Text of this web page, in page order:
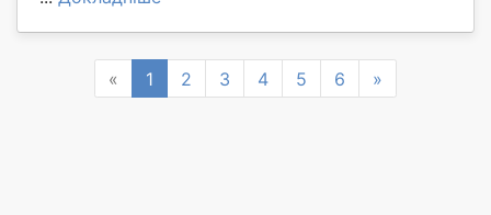
« Previous
1 2 3 4 5 6 »